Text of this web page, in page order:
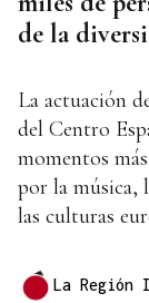
de la
La actuación
del Centro
momentos
por la música,
las culturas
La Región